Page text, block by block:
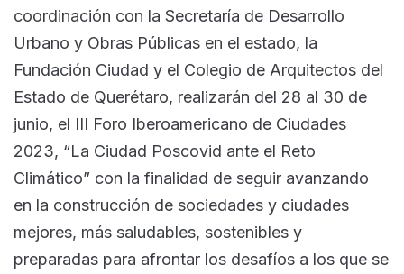
coordinación con la Secretaría de Desarrollo
Urbano y Obras Públicas en el estado, la
Fundación Ciudad y el Colegio de Arquitectos del
Estado de Querétaro, realizarán del 28 al 30 de
junio, el III Foro Iberoamericano de Ciudades
2023, “La Ciudad Poscovid ante el Reto
Climático” con la finalidad de seguir avanzando
en la construcción de sociedades y ciudades
mejores, más saludables, sostenibles y
preparadas para afrontar los desafíos a los que se